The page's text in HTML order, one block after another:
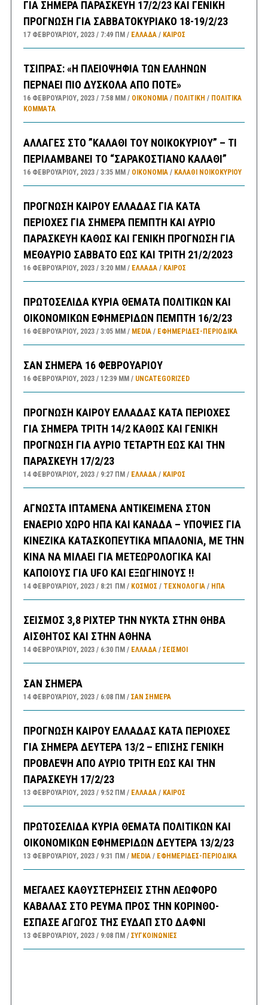
ΓΙΑ ΣΗΜΕΡΑ ΠΑΡΑΣΚΕΥΗ 17/2/23 ΚΑΙ ΓΕΝΙΚΗ
ΠΡΟΓΝΩΣΗ ΓΙΑ ΣΑΒΒΑΤΟΚΥΡΙΑΚΟ 18-19/2/23
17 ΦΕΒΡΟΥΑΡΊΟΥ, 2023 7:49 ΠΜ ΕΛΛΑΔA/ ΚΑΙΡΌΣ
ΤΣΙΠΡΑΣ: «Η ΠΛΕΙΟΨΗΦΙΑ ΤΩΝ ΕΛΛΗΝΩΝ
ΠΕΡΝΑΕΙ ΠΙΟ ΔΥΣΚΟΛΑ ΑΠΟ ΠΟΤΕ»
16 ΦΕΒΡΟΥΑΡΊΟΥ, 2023 7:58 ΜΜ ΟΙΚΟΝΟΜΙΑ/ ΠΟΛΙΤΙΚΗ / ΠΟΛΙΤΙΚΆ
ΚΌΜΜΑΤΑ
ΑΛΛΑΓΕΣ ΣΤΟ ”ΚΑΛΑΘΙ ΤΟΥ ΝΟΙΚΟΚΥΡΙΟΥ” – ΤΙ
ΠΕΡΙΛΑΜΒΑΝΕΙ ΤΟ “ΣΑΡΑΚΟΣΤΙΑΝΟ ΚΑΛΑΘΙ”
16 ΦΕΒΡΟΥΑΡΊΟΥ, 2023 3:35 ΜΜ ΟΙΚΟΝΟΜΙΑ/ ΚΑΛΑΘΙ ΝΟΙΚΟΚΥΡΙΟΥ
ΠΡΟΓΝΩΣΗ ΚΑΙΡΟΥ ΕΛΛΑΔΑΣ ΓΙΑ ΚΑΤΑ
ΠΕΡΙΟΧΕΣ ΓΙΑ ΣΗΜΕΡΑ ΠΕΜΠΤΗ ΚΑΙ ΑΥΡΙΟ
ΠΑΡΑΣΚΕΥΗ ΚΑΘΩΣ ΚΑΙ ΓΕΝΙΚΗ ΠΡΟΓΝΩΣΗ ΓΙΑ
ΜΕΘΑΥΡΙΟ ΣΑΒΒΑΤΟ ΕΩΣ ΚΑΙ ΤΡΙΤΗ 21/2/2023
16 ΦΕΒΡΟΥΑΡΊΟΥ, 2023 3:20 ΜΜ ΕΛΛΑΔA/ ΚΑΙΡΌΣ
ΠΡΩΤΟΣΕΛΙΔΑ ΚΥΡΙΑ ΘΕΜΑΤΑ ΠΟΛΙΤΙΚΩΝ ΚΑΙ
ΟΙΚΟΝΟΜΙΚΩΝ ΕΦΗΜΕΡΙΔΩΝ ΠΕΜΠΤΗ 16/2/23
16 ΦΕΒΡΟΥΑΡΊΟΥ, 2023 3:05 ΜΜ MEDIA/ ΕΦΗΜΕΡΊΔΕΣ-ΠΕΡΙΟΔΙΚΆ
ΣΑΝ ΣΗΜΕΡΑ 16 ΦΕΒΡΟΥΑΡΙΟΥ
16 ΦΕΒΡΟΥΑΡΊΟΥ, 2023 12:39 ΜΜ UNCATEGORIZED
ΠΡΟΓΝΩΣΗ ΚΑΙΡΟΥ ΕΛΛΑΔΑΣ ΚΑΤΑ ΠΕΡΙΟΧΕΣ
ΓΙΑ ΣΗΜΕΡΑ ΤΡΙΤΗ 14/2 ΚΑΘΩΣ ΚΑΙ ΓΕΝΙΚΗ
ΠΡΟΓΝΩΣΗ ΓΙΑ ΑΥΡΙΟ ΤΕΤΑΡΤΗ ΕΩΣ ΚΑΙ ΤΗΝ
ΠΑΡΑΣΚΕΥΗ 17/2/23
14 ΦΕΒΡΟΥΑΡΊΟΥ, 2023 9:27 ΠΜ ΕΛΛΑΔA/ ΚΑΙΡΌΣ
ΑΓΝΩΣΤΑ ΙΠΤΑΜΕΝΑ ΑΝΤΙΚΕΙΜΕΝΑ ΣΤΟΝ
ΕΝΑΕΡΙΟ ΧΩΡΟ ΗΠΑ ΚΑΙ ΚΑΝΑΔΑ – ΥΠΟΨΙΕΣ ΓΙΑ
ΚΙΝΕΖΙΚΑ ΚΑΤΑΣΚΟΠΕΥΤΙΚΑ ΜΠΑΛΟΝΙΑ, ΜΕ ΤΗΝ
ΚΙΝΑ ΝΑ ΜΙΛΑΕΙ ΓΙΑ ΜΕΤΕΩΡΟΛΟΓΙΚΑ ΚΑΙ
ΚΑΠΟΙΟΥΣ ΓΙΑ UFO ΚΑΙ ΕΞΩΓΗΙΝΟΥΣ !!
14 ΦΕΒΡΟΥΑΡΊΟΥ, 2023 8:21 ΠΜ ΚΟΣΜΟΣ / ΤΕΧΝΟΛΟΓΙΑ/ ΗΠΑ
ΣΕΙΣΜΟΣ 3,8 ΡΙΧΤΕΡ ΤΗΝ ΝΥΚΤΑ ΣΤΗΝ ΘΗΒΑ
ΑΙΣΘΗΤΟΣ ΚΑΙ ΣΤΗΝ ΑΘΗΝΑ
14 ΦΕΒΡΟΥΑΡΊΟΥ, 2023 6:30 ΠΜ ΕΛΛΑΔA/ ΣΕΙΣΜΟΙ
ΣΑΝ ΣΗΜΕΡΑ
14 ΦΕΒΡΟΥΑΡΊΟΥ, 2023 6:08 ΠΜ ΣΑΝ ΣΉΜΕΡΑ
ΠΡΟΓΝΩΣΗ ΚΑΙΡΟΥ ΕΛΛΑΔΑΣ ΚΑΤΑ ΠΕΡΙΟΧΕΣ
ΓΙΑ ΣΗΜΕΡΑ ΔΕΥΤΕΡΑ 13/2 – ΕΠΙΣΗΣ ΓΕΝΙΚΗ
ΠΡΟΒΛΕΨΗ ΑΠΟ ΑΥΡΙΟ ΤΡΙΤΗ ΕΩΣ ΚΑΙ ΤΗΝ
ΠΑΡΑΣΚΕΥΗ 17/2/23
13 ΦΕΒΡΟΥΑΡΊΟΥ, 2023 9:52 ΠΜ ΕΛΛΑΔA/ ΚΑΙΡΌΣ
ΠΡΩΤΟΣΕΛΙΔΑ ΚΥΡΙΑ ΘΕΜΑΤΑ ΠΟΛΙΤΙΚΩΝ ΚΑΙ
ΟΙΚΟΝΟΜΙΚΩΝ ΕΦΗΜΕΡΙΔΩΝ ΔΕΥΤΕΡΑ 13/2/23
13 ΦΕΒΡΟΥΑΡΊΟΥ, 2023 9:31 ΠΜ MEDIA/ ΕΦΗΜΕΡΊΔΕΣ-ΠΕΡΙΟΔΙΚΆ
ΜΕΓΑΛΕΣ ΚΑΘΥΣΤΕΡΗΣΕΙΣ ΣΤΗΝ ΛΕΩΦΟΡΟ
ΚΑΒΑΛΑΣ ΣΤΟ ΡΕΥΜΑ ΠΡΟΣ ΤΗΝ ΚΟΡΙΝΘΟ-
ΕΣΠΑΣΕ ΑΓΩΓΟΣ ΤΗΣ ΕΥΔΑΠ ΣΤΟ ΔΑΦΝΙ
13 ΦΕΒΡΟΥΑΡΊΟΥ, 2023 9:08 ΠΜ ΣΥΓΚΟΙΝΩΝΊΕΣ